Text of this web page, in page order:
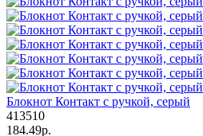
Блокнот Контакт с ручкой, серый
413510
184.49р.